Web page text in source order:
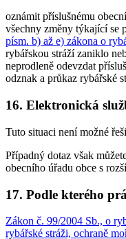
oznámit příslušnému
všechny změny týkající se
písm. b) až e) zákona o
rybářskou stráží zaniklo
neprodleně odevzdat
odznak a průkaz rybářské
16. Elektronická
Tuto situaci není možné
Případný dotaz však
obecního úřadu obce s
17. Podle kterého
Zákon č. 99/2004 Sb., o
rybářské stráži, ochraně